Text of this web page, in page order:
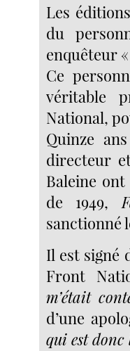
Les
du
enquêteur
Ce
véritable
National,
Quinze
directeur
Baleine
de 1949,
sanctionné
Il est signé
Front
m’était
d’une
qui est donc